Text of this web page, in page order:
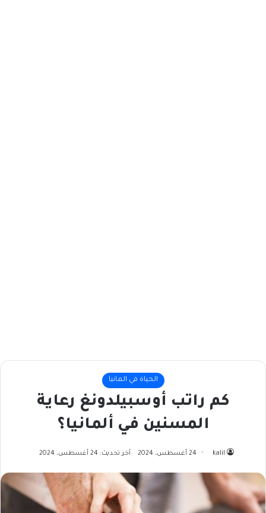
الحياة في المانيا
كم راتب أوسبيلدونغ رعاية
المسنين في ألمانيا؟
kalil 24 أغسطس، 2024 آخر تحديث: 24 أغسطس، 2024